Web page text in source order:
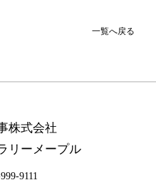
一覧へ戻る
株式会社
リーメープル
9111